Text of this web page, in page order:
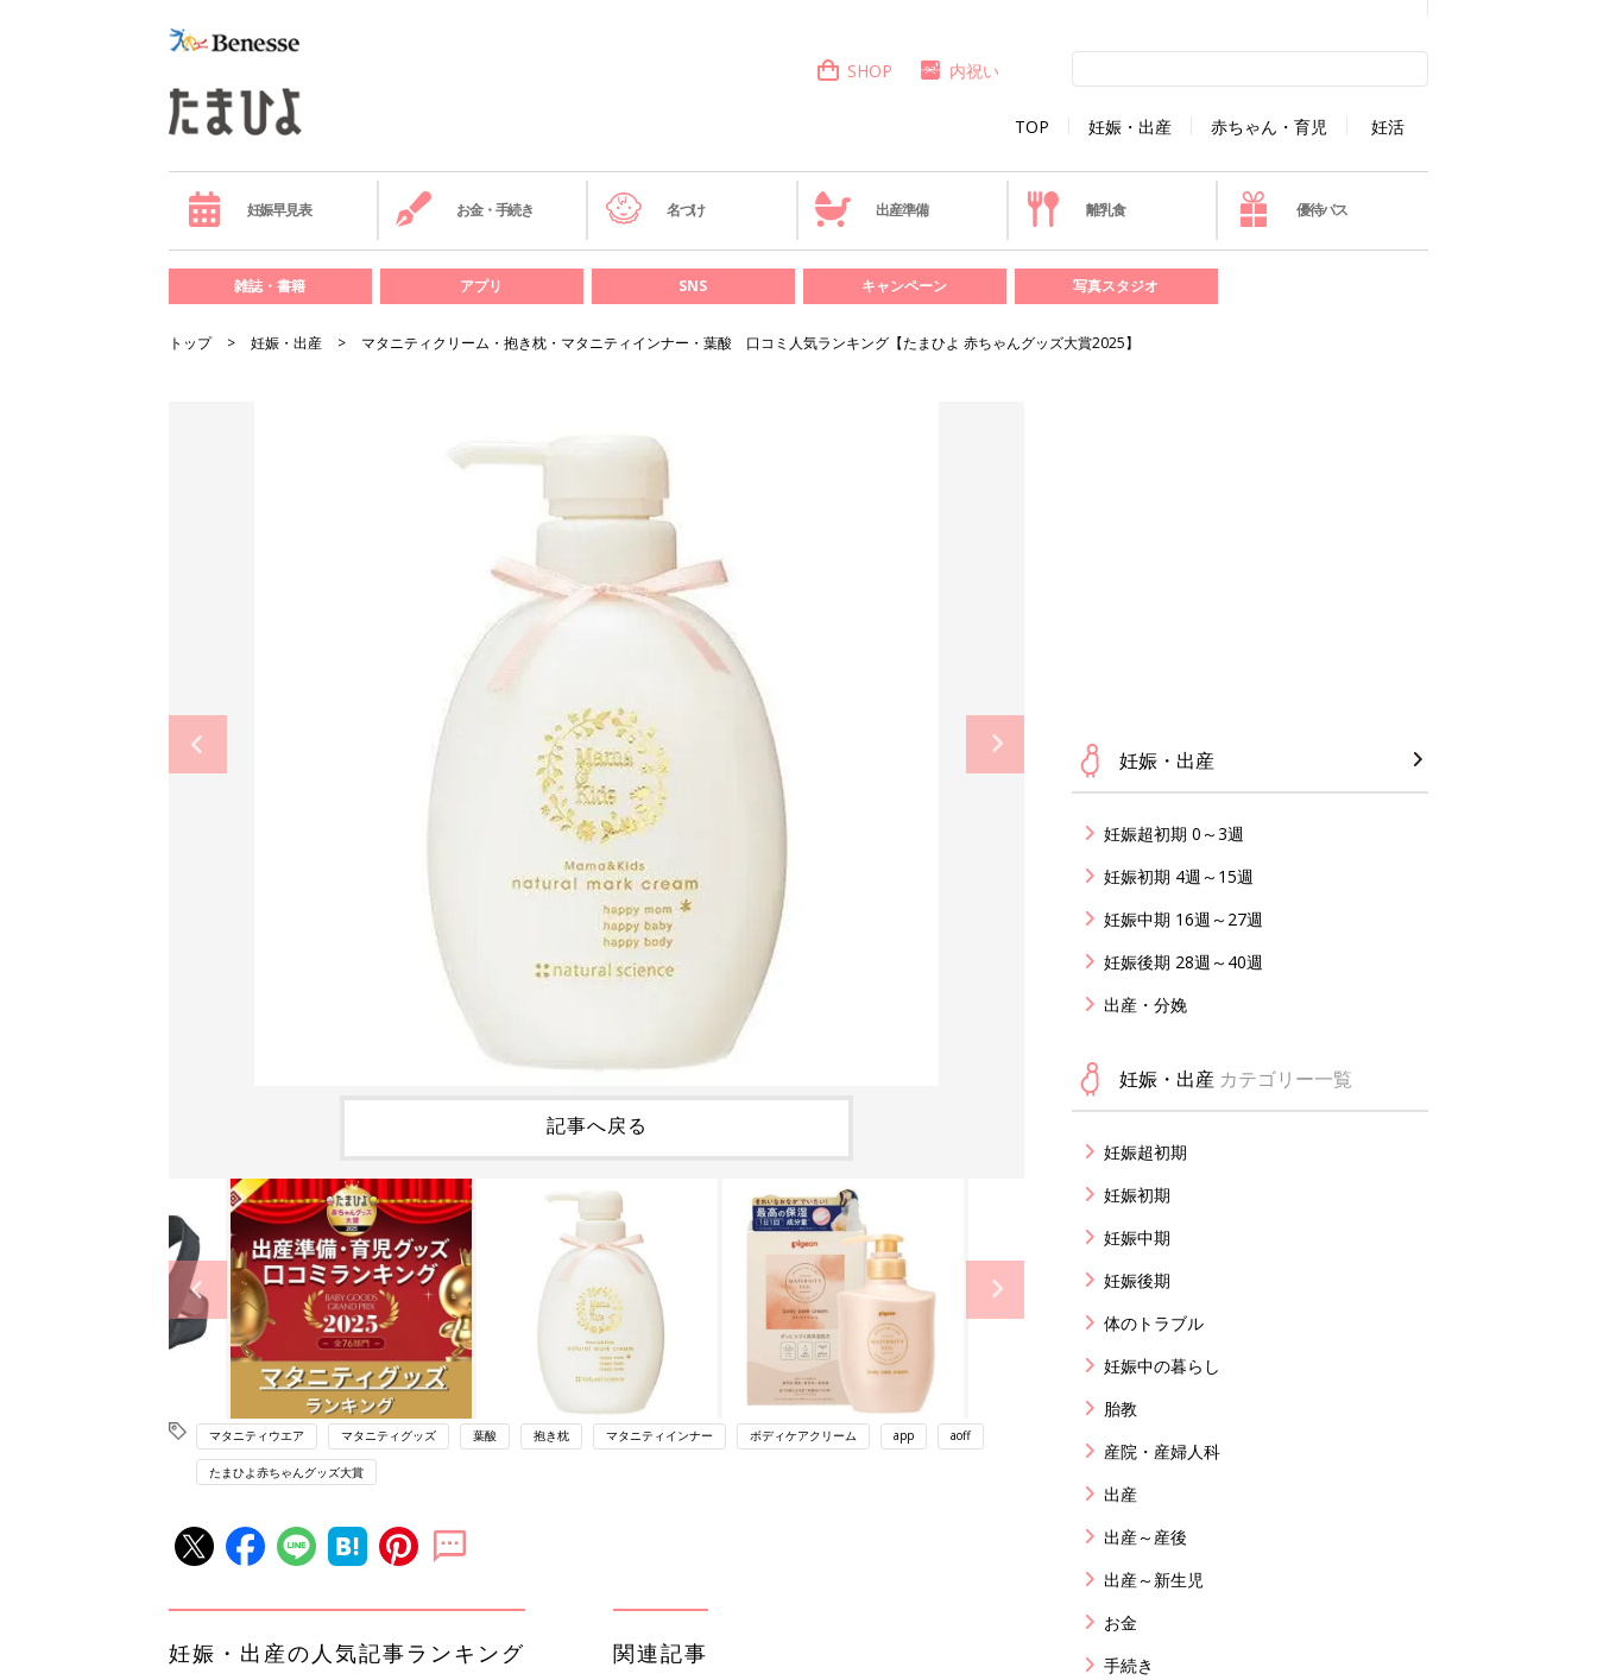
TOP 妊娠・出産 赤ちゃん・育児 妊活
SHOP 内祝い
妊娠早見表 お金・手続き 名づけ 出産準備 離乳食 優待パス
雑誌・書籍 アプリ SNS キャンペーン 写真スタジオ
トップ 妊娠・出産 マタニティクリーム・抱き枕・マタニティインナー・葉酸 口コミ人気ランキング【たまひよ 赤ちゃんグッズ大賞2025】
記事へ戻る
マタニティウエア マタニティグッズ 葉酸 抱き枕 マタニティインナー ボディケアクリーム app aoff
たまひよ赤ちゃんグッズ大賞
妊娠・出産の人気記事ランキング 関連記事
妊娠・出産
妊娠超初期 0～3週
妊娠初期 4週～15週
妊娠中期 16週～27週
妊娠後期 28週～40週
出産・分娩
妊娠・出産 カテゴリー一覧
妊娠超初期
妊娠初期
妊娠中期
妊娠後期
体のトラブル
妊娠中の暮らし
胎教
産院・産婦人科
出産
出産～産後
出産～新生児
お金
手続き